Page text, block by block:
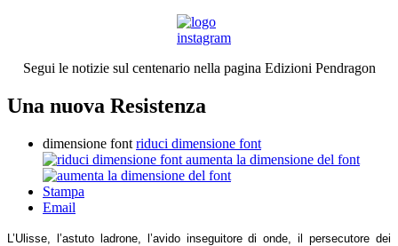
Segui le notizie sul centenario nella pagina Edizioni Pendragon
Una nuova Resistenza
dimensione font riduci dimensione font
aumenta la dimensione del font
Stampa
Email
L’Ulisse, l’astuto ladrone, l’avido inseguitore di onde, il persecutore dei